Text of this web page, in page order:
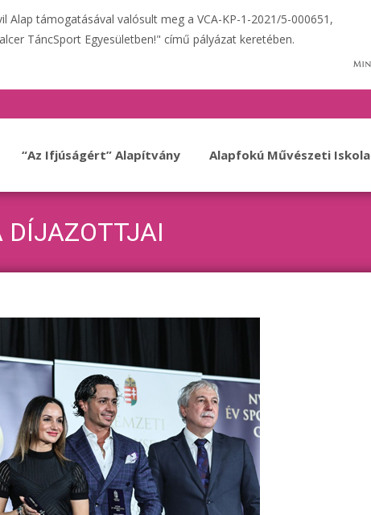
Alap támogatásával valósult meg a VCA-KP-1-2021/5-000651,
TáncSport Egyesületben!" című pályázat keretében.
“Az Ifjúságért” Alapítvány Alapfokú Művészeti Iskola
DÍJAZOTTJAI